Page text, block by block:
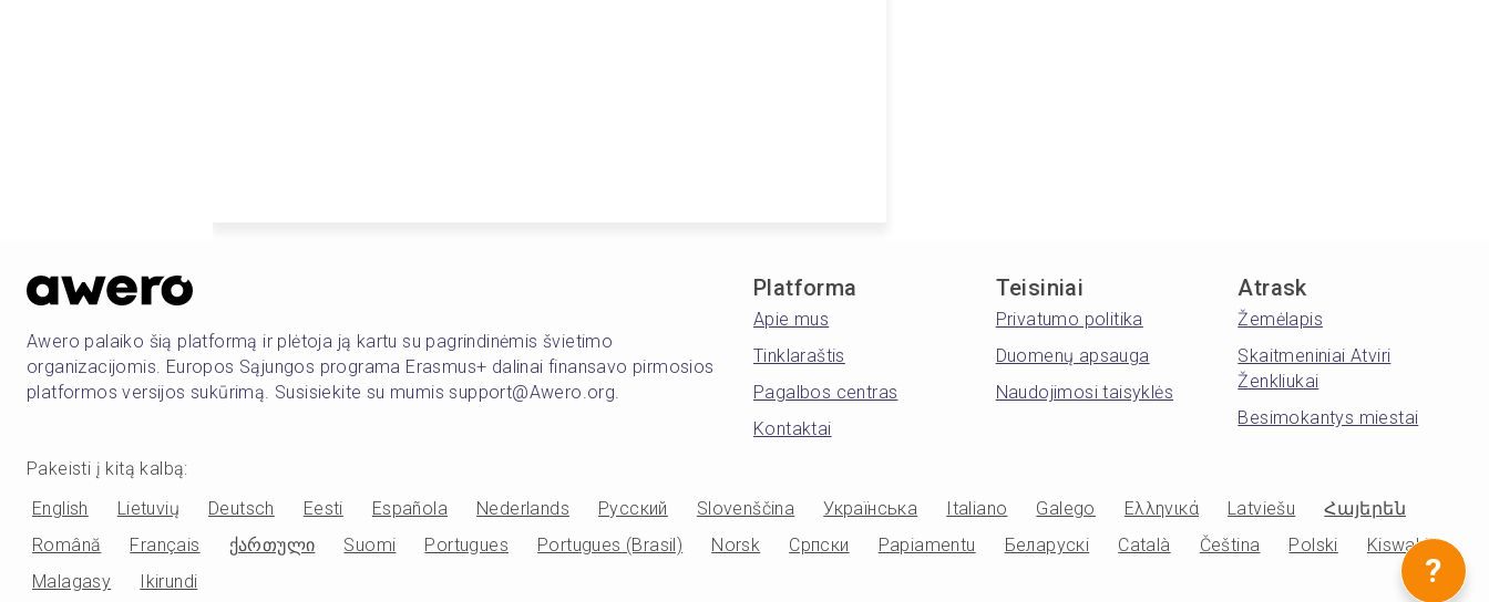
Awero palaiko šią platformą ir plėtoja ją kartu su pagrindinėmis švietimo
organizacijomis. Europos Sąjungos programa Erasmus+ dalinai finansavo pirmosios
platformos versijos sukūrimą. Susisiekite su mumis support@Awero.org.
Platforma
Apie mus
Tinklaraštis
Pagalbos centras
Kontaktai
Teisiniai
Privatumo politika
Duomenų apsauga
Naudojimosi taisyklės
Atrask
Žemėlapis
Skaitmeniniai Atviri
Ženkliukai
Besimokantys miestai
Pakeisti į kitą kalbą:
English
Lietuvių Deutsch Eesti Española Nederlands Русский Slovenščina Українська Italiano Galego Ελληνικά Latviešu
Հայերեն
Română
Français ქართული Suomi Portugues Portugues (Brasil) Norsk Српски Papiamentu Беларускі Català Čeština Polski
Kiswahili
Malagasy
Ikirundi ?